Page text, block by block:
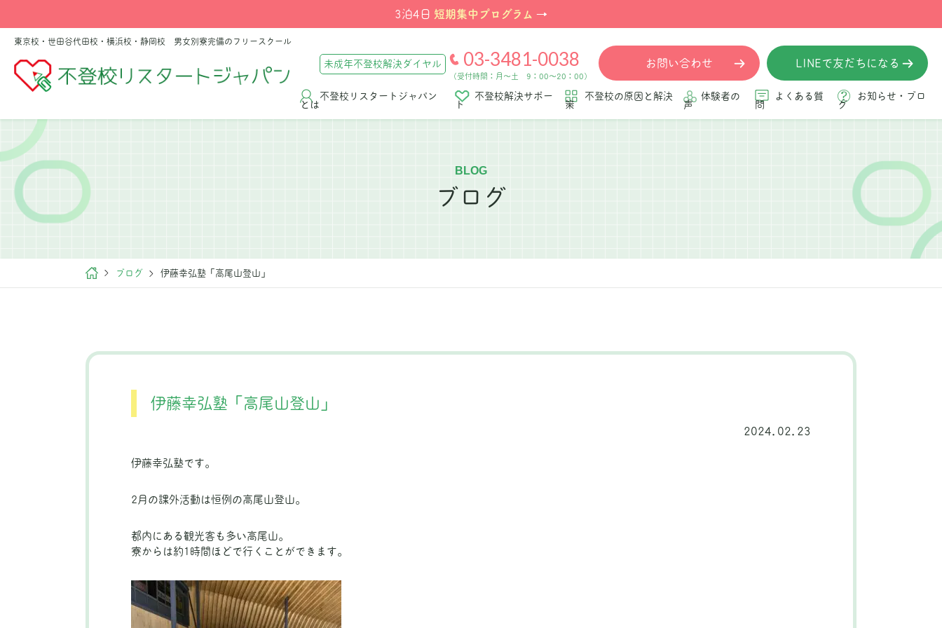
3泊4日 短期集中プログラム →
東京校・世田谷代田校・横浜校・静岡校 男女別寮完備のフリースクール
未成年不登校解決ダイヤル 03-3481-0038
（受付時間：月～土 9：00～20：00）
お問い合わせ LINEで友だちになる
不登校リスタートジャパン
とは
不登校解決サポー
ト
不登校の原因と解決
策
体験者の
声
よくある質
問
お知らせ・ブロ
グ
BLOG
ブログ
ブログ 伊藤幸弘塾「高尾山登山」
伊藤幸弘塾「高尾山登山」
2024.02.23
伊藤幸弘塾です。
2月の課外活動は恒例の高尾山登山。
都内にある観光客も多い高尾山。
寮からは約1時間ほどで行くことができます。